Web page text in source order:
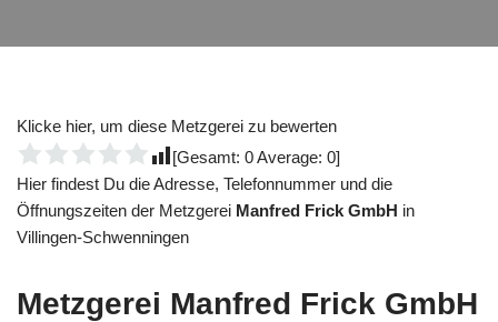
Klicke hier, um diese Metzgerei zu bewerten
[Gesamt: 0Average: 0]
Hier findest Du die Adresse, Telefonnummer und die
Öffnungszeiten der Metzgerei Manfred Frick GmbH in
Villingen-Schwenningen
Metzgerei Manfred Frick GmbH